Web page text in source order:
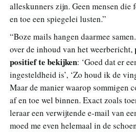
alleskunners zijn. Geen mensen die
en toe een spiegelei lusten.”
“Boze mails hangen daarmee
over de inhoud van het weerbericht,
positief te bekijken: ‘Goed dat er
ingesteldheid is’, ‘Zo houd ik de
Maar de manier waarop sommigen
af en toe wel binnen. Exact zoals
leraar een verwijtende e-mail van
moed me even helemaal in de